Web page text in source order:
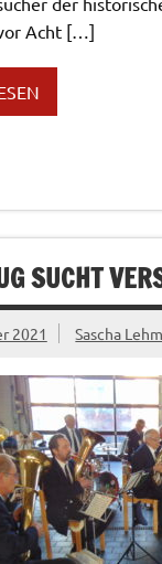
Acht […]
SUCHT
2021 Sascha